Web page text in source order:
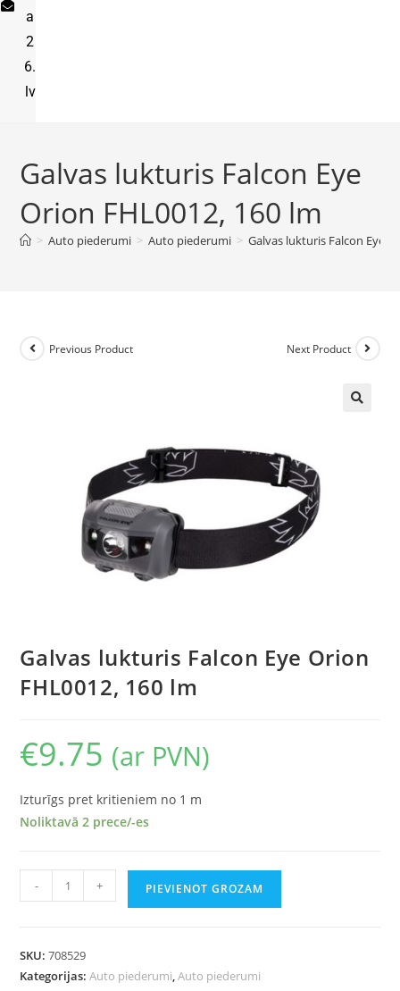
a
2
6.
lv
Galvas lukturis Falcon Eye
Orion FHL0012, 160 lm
> Auto piederumi > Auto piederumi > Galvas lukturis Falcon Eye
Previous Product Next Product
Galvas lukturis Falcon Eye Orion
FHL0012, 160 lm
€9.75 (ar PVN)
Izturīgs pret kritieniem no 1 m
Noliktavā 2 prece/-es
- + PIEVIENOT GROZAM
SKU:708529
Kategorijas:Auto piederumi,Auto piederumi